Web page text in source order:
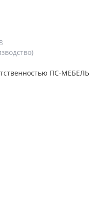
ПС-МЕБЕЛЬ